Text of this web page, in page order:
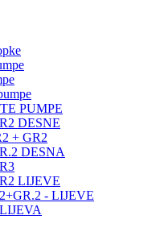
PUMPE
DESNE
+ GR2
DESNA
LIJEVE
- LIJEVE